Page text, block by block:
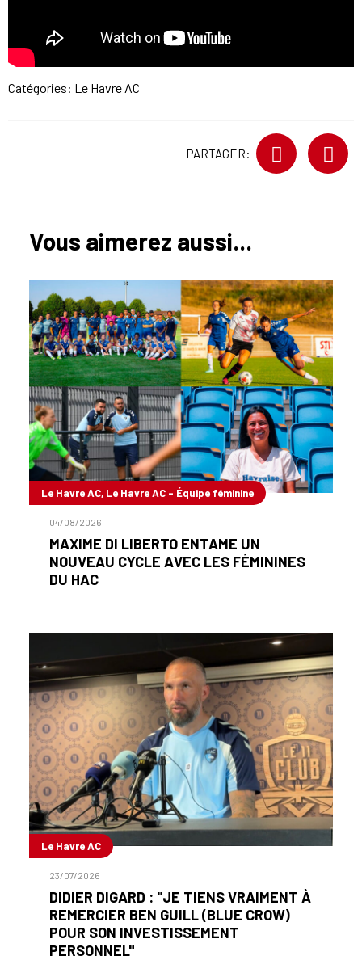
Catégories: Le Havre AC
PARTAGER:
Vous aimerez aussi...
Le Havre AC, Le Havre AC - Équipe féminine
04/08/2026
MAXIME DI LIBERTO ENTAME UN
NOUVEAU CYCLE AVEC LES FÉMININES
DU HAC
Le Havre AC
23/07/2026
DIDIER DIGARD : "JE TIENS VRAIMENT À
REMERCIER BEN GUILL (BLUE CROW)
POUR SON INVESTISSEMENT
PERSONNEL"